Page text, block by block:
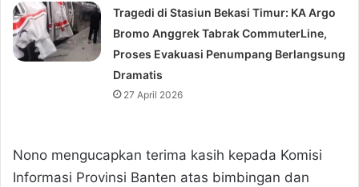
Tragedi di Stasiun Bekasi Timur: KA Argo
Bromo Anggrek Tabrak CommuterLine,
Proses Evakuasi Penumpang Berlangsung
Dramatis
27 April 2026
Nono mengucapkan terima kasih kepada Komisi
Informasi Provinsi Banten atas bimbingan dan